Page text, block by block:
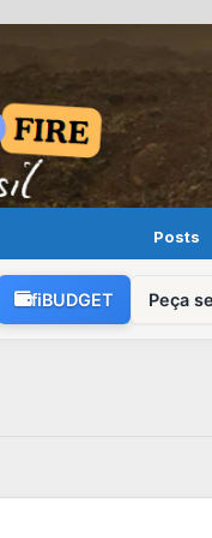
Posts
fiBUDGET Peça